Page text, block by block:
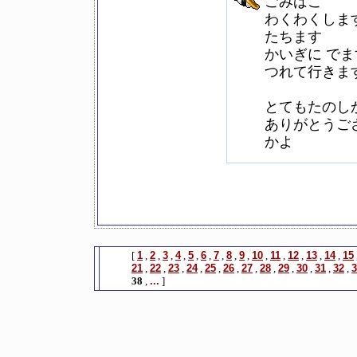
わくわくしま
たちます
かいぎに で
つれて行きま
とてもたのし
ありがとうご
かよ
[ 1 , 2 , 3 , 4, 5 , 6 , 7 , 8 , 9 , 10 , 11 , 12 , 13 , 14, 15
21 , 22 , 23 , 24, 25 , 26 , 27 , 28 , 29 , 30 , 31 , 32 ,
38 , ... ]